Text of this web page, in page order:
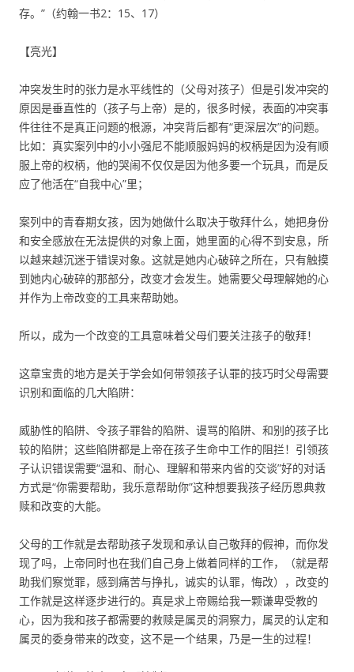
存。”（约翰一书2：15、17）
【亮光】
冲突发生时的张力是水平线性的（父母对孩子）但是引发冲突的
原因是垂直性的（孩子与上帝）是的，很多时候，表面的冲突事
件往往不是真正问题的根源，冲突背后都有“更深层次”的问题。
比如：真实案列中的小小强尼不能顺服妈妈的权柄是因为没有顺
服上帝的权柄，他的哭闹不仅仅是因为他多要一个玩具，而是反
应了他活在“自我中心”里；
案列中的青春期女孩，因为她做什么取决于敬拜什么，她把身份
和安全感放在无法提供的对象上面，她里面的心得不到安息，所
以越来越沉迷于错误对象。这就是她内心破碎之所在，只有触摸
到她内心破碎的那部分，改变才会发生。她需要父母理解她的心
并作为上帝改变的工具来帮助她。
所以，成为一个改变的工具意味着父母们要关注孩子的敬拜！
这章宝贵的地方是关于学会如何带领孩子认罪的技巧时父母需要
识别和面临的几大陷阱：
威胁性的陷阱、令孩子罪咎的陷阱、谩骂的陷阱、和别的孩子比
较的陷阱；这些陷阱都是上帝在孩子生命中工作的阻拦！引领孩
子认识错误需要“温和、耐心、理解和带来内省的交谈”好的对话
方式是“你需要帮助，我乐意帮助你”这种想要我孩子经历恩典救
赎和改变的大能。
父母的工作就是去帮助孩子发现和承认自己敬拜的假神，而你发
现了吗，上帝同时也在我们自己身上做着同样的工作，（就是帮
助我们察觉罪，感到痛苦与挣扎，诚实的认罪，悔改），改变的
工作就是这样逐步进行的。真是求上帝赐给我一颗谦卑受教的
心，因为我和孩子都需要的救赎是属灵的洞察力，属灵的认定和
属灵的委身带来的改变，这不是一个结果，乃是一生的过程！